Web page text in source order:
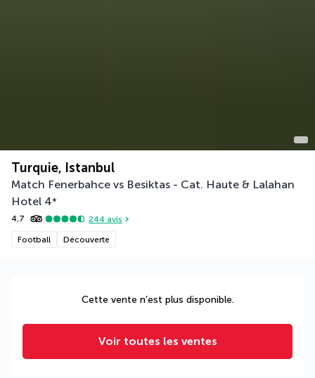
Turquie, Istanbul
Match Fenerbahce vs Besiktas - Cat. Haute & Lalahan
Hotel 4*
4,7 244 avis
Football Découverte
Cette vente n’est plus disponible.
Voir toutes les ventes